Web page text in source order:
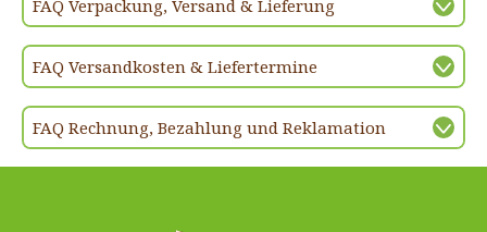
FAQ Verpackung, Versand & Lieferung
FAQ Versandkosten & Liefertermine
FAQ Rechnung, Bezahlung und Reklamation